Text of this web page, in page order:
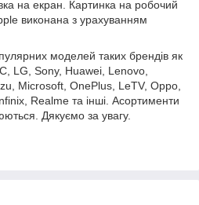
на екран. Картинка на робочий
виконана з урахуванням
моделей таких брендів як
LG, Sony, Huawei, Lenovo,
Microsoft, OnePlus, LeTV, Oppo,
Realme та інші. Асортименти
Дякуємо за увагу.